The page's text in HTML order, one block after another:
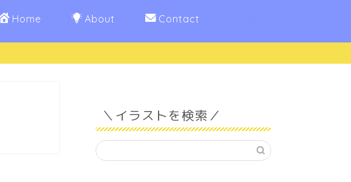
Home About Contact
＼イラストを検索／